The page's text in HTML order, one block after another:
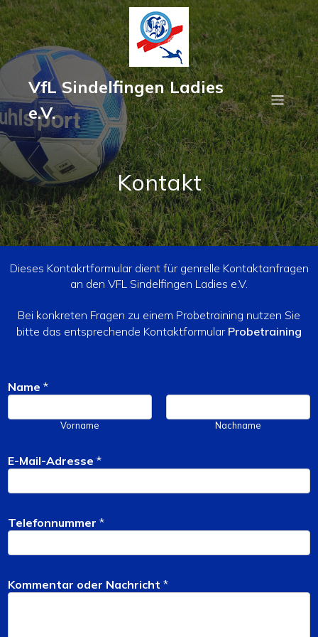
VfL Sindelfingen Ladies
e.V.
Kontakt
Dieses Kontakrtformular dient für genrelle Kontaktanfragen
an den VFL Sindelfingen Ladies e.V.
Bei konkreten Fragen zu einem Probetraining nutzen Sie
bitte das entsprechende Kontaktformular Probetraining
Name *
Vorname Nachname
E-Mail-Adresse *
o
e
N
Telefonnummer *
Kommentar oder Nachricht *